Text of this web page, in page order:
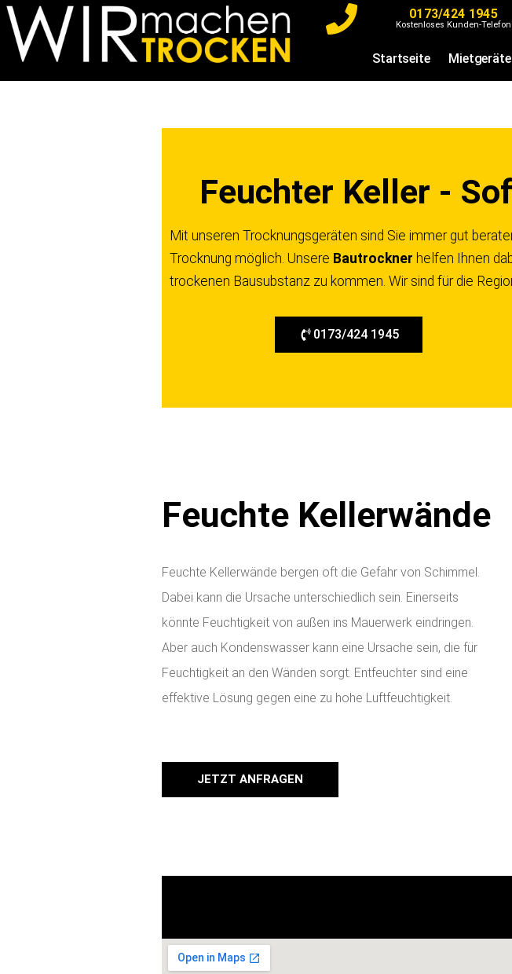
Z
0173/424 1945
Kostenloses Kunden-Telefon
Startseite Mietgeräte
Feuchter Keller -
Mit unseren Trocknungsgeräten sind Sie immer gut
Trocknung möglich. Unsere Bautrockner helfen Ihnen
trockenen Bausubstanz zu kommen. Wir sind für die
0173/424 1945
Feuchte Kellerwände
Feuchte Kellerwände bergen oft die Gefahr von Schimmel.
Dabei kann die Ursache unterschiedlich sein. Einerseits
könnte Feuchtigkeit von außen ins Mauerwerk eindringen.
Aber auch Kondenswasser kann eine Ursache sein, die für
Feuchtigkeit an den Wänden sorgt. Entfeuchter sind eine
effektive Lösung gegen eine zu hohe Luftfeuchtigkeit.
JETZT ANFRAGEN